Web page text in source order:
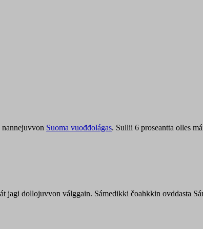
nannejuvvon Suoma vuođđolágas. Sullii 6 proseantta olles
jagi dollojuvvon válggain. Sámedikki čoahkkin ovddasta